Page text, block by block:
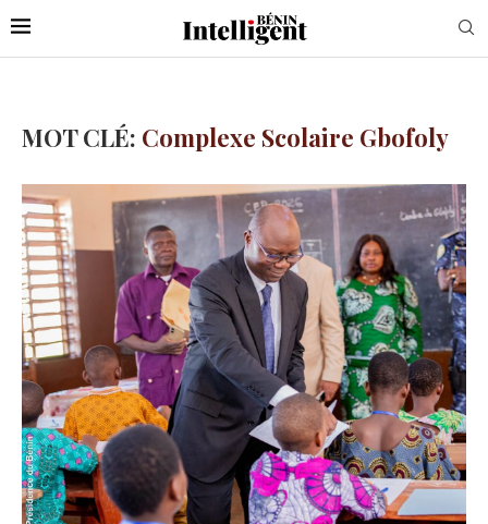
MOT CLÉ: Complexe Scolaire Gbofoly